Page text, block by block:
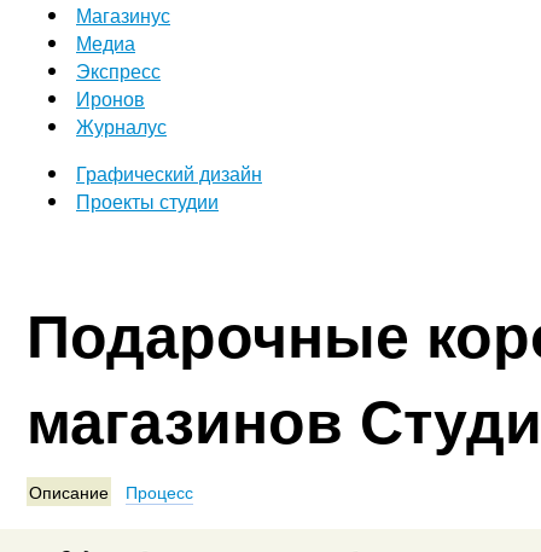
Магазинус
Медиа
Экспресс
Иронов
Журналус
Графический дизайн
Проекты студии
Подарочные
магазинов
Описание Процесс